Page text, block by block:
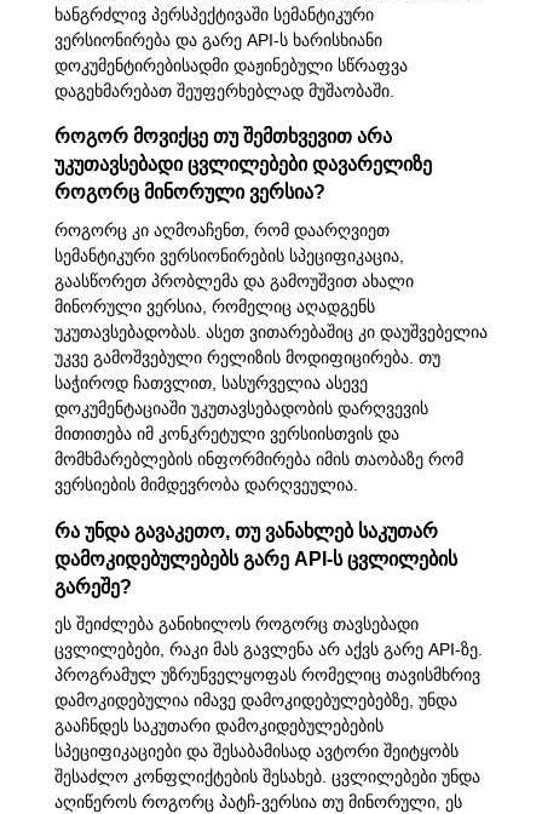
ხანგრძლივ პერსპექტივაში სემანტიკური
ვერსიონირება და გარე API-ს ხარისხიანი
დოკუმენტირებისადმი დაჟინებული სწრაფვა
დაგეხმარებათ შეუფერხებლად მუშაობაში.
როგორ მოვიქცე თუ შემთხვევით არა
უკუთავსებადი ცვლილებები დავარელიზე
როგორც მინორული ვერსია?
როგორც კი აღმოაჩენთ, რომ დაარღვიეთ
სემანტიკური ვერსიონირების სპეციფიკაცია,
გაასწორეთ პრობლემა და გამოუშვით ახალი
მინორული ვერსია, რომელიც აღადგენს
უკუთავსებადობას. ასეთ ვითარებაშიც კი დაუშვებელია
უკვე გამოშვებული რელიზის მოდიფიცირება. თუ
საჭიროდ ჩათვლით, სასურველია ასევე
დოკუმენტაციაში უკუთავსებადობის დარღვევის
მითითება იმ კონკრეტული ვერსიისთვის და
მომხმარებლების ინფორმირება იმის თაობაზე რომ
ვერსიების მიმდევრობა დარღვეულია.
რა უნდა გავაკეთო, თუ ვანახლებ საკუთარ
დამოკიდებულებებს გარე API-ს ცვლილების
გარეშე?
ეს შეიძლება განიხილოს როგორც თავსებადი
ცვლილებები, რაკი მას გავლენა არ აქვს გარე API-ზე.
პროგრამულ უზრუნველყოფას რომელიც თავისმხრივ
დამოკიდებულია იმავე დამოკიდებულებებზე, უნდა
გააჩნდეს საკუთარი დამოკიდებულებების
სპეციფიკაციები და შესაბამისად ავტორი შეიტყობს
შესაძლო კონფლიქტების შესახებ. ცვლილებები უნდა
აღიწეროს როგორც პატჩ-ვერსია თუ მინორული, ეს